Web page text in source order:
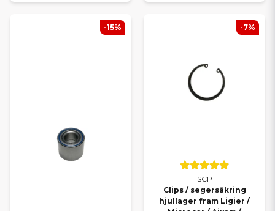
-15%
SCP
Clips / segersäkring
hjullager fram Ligier /
-7%